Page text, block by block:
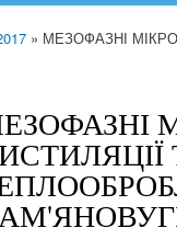
» МЕЗОФАЗНІ